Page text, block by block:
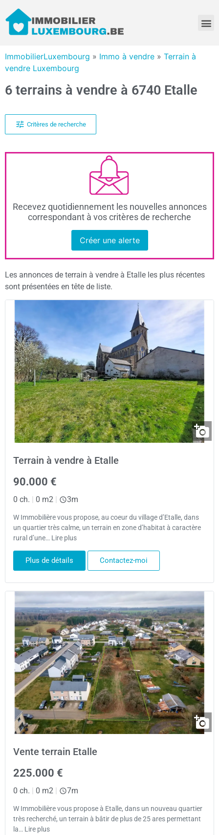
ImmobilierLuxembourg » Immo à vendre » Terrain à
vendre Luxembourg
6 terrains à vendre à 6740 Etalle
Critères de recherche
Recevez quotidiennement les nouvelles annonces
correspondant à vos critères de recherche
Créer une alerte
Les annonces de terrain à vendre à Etalle les plus récentes
sont présentées en tête de liste.
Terrain à vendre à Etalle
90.000 €
0 ch. | 0 m2 | 3m
W Immobilière vous propose, au coeur du village d’Etalle, dans
un quartier très calme, un terrain en zone d’habitat à caractère
rural d’une… Lire plus
Plus de détails Contactez-moi
Vente terrain Etalle
225.000 €
0 ch. | 0 m2 | 7m
W Immobilière vous propose à Etalle, dans un nouveau quartier
très recherché, un terrain à bâtir de plus de 25 ares permettant
la… Lire plus